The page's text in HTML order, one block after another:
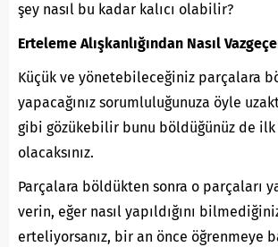
şey nasıl bu kadar kalıcı olabilir?
Erteleme Alışkanlığından Nasıl
Küçük ve yönetebileceğiniz parçalara
yapacağınız sorumluluğunuza öyle
gibi gözükebilir bunu böldüğünüz de ilk
olacaksınız.
Parçalara böldükten sonra o parçaları
verin, eğer nasıl yapıldığını
erteliyorsanız, bir an önce öğrenmeye